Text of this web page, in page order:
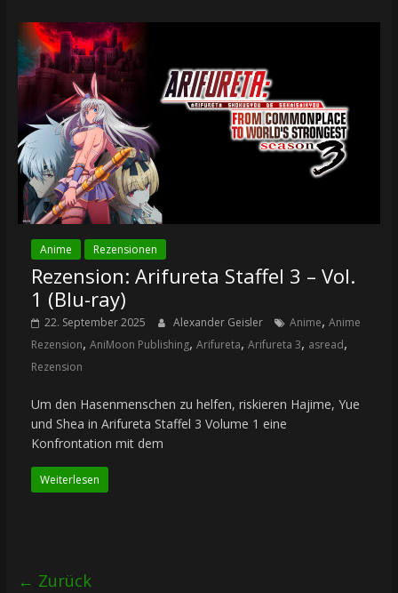
Anime Rezensionen
Rezension: Arifureta Staffel 3 – Vol.
1 (Blu-ray)
22. September 2025 Alexander Geisler Anime, Anime
Rezension, AniMoon Publishing, Arifureta, Arifureta 3, asread,
Rezension
Um den Hasenmenschen zu helfen, riskieren Hajime, Yue
und Shea in Arifureta Staffel 3 Volume 1 eine
Konfrontation mit dem
Weiterlesen
← Zurück